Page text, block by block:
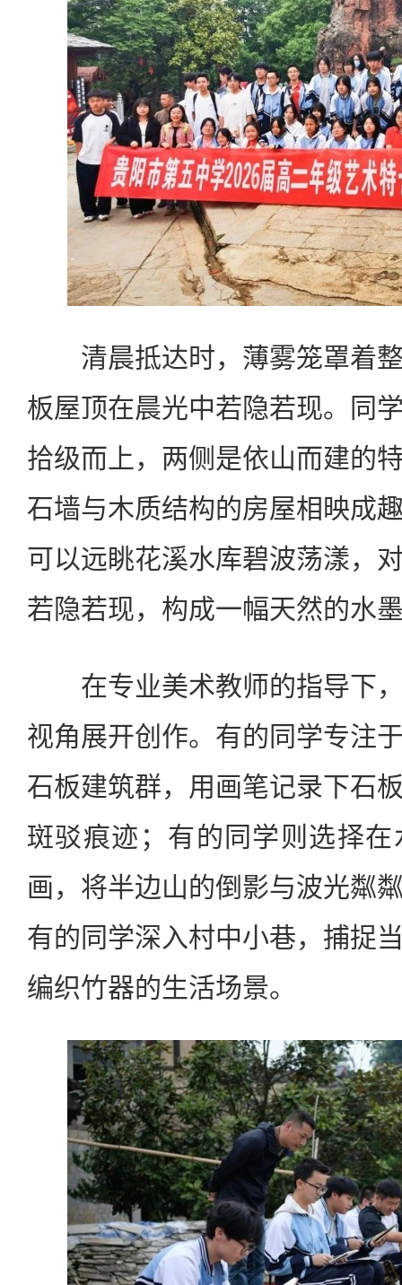
清晨抵达时，薄雾笼罩着整
板屋顶在晨光中若隐若现。同
拾级而上，两侧是依山而建的
石墙与木质结构的房屋相映成
可以远眺花溪水库碧波荡漾，
若隐若现，构成一幅天然的水
在专业美术教师的指导下，
视角展开创作。有的同学专注
石板建筑群，用画笔记录下石
斑驳痕迹；有的同学则选择
画，将半边山的倒影与波光粼
有的同学深入村中小巷，捕捉
编织竹器的生活场景。